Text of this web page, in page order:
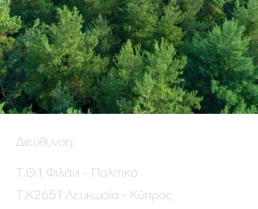
Διεύθυνση:
Τ.Θ.1 Φιλάνι - Πολιτικό
Τ.Κ2651 Λευκωσία - Κύπρος